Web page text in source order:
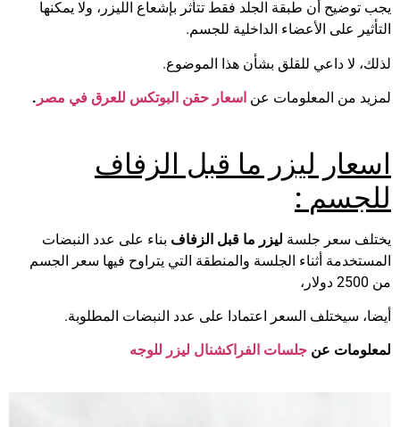
يجب توضيح أن طبقة الجلد فقط تتأثر بإشعاع الليزر، ولا يمكنها
التأثير على الأعضاء الداخلية للجسم.
لذلك، لا داعي للقلق بشأن هذا الموضوع.
لمزيد من المعلومات عن اسعار حقن البوتکس للعرق في مصر .
اسعار ليزر ما قبل الزفاف
للجسم :
يختلف سعر جلسة ليزر ما قبل الزفاف بناء على عدد النبضات
المستخدمة أثناء الجلسة والمنطقة التي يتراوح فيها سعر الجسم
من 2500 دولار،
أيضا، سيختلف السعر اعتمادا على عدد النبضات المطلوبة.
لمعلومات عن جلسات الفراكشنال ليزر للوجه